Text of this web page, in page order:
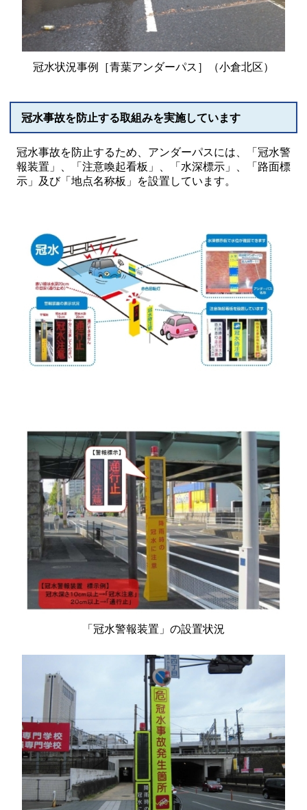
冠水状況事例［青葉アンダーパス］（小倉北区）
冠水事故を防止する取組みを実施しています
冠水事故を防止するため、アンダーパスには、「冠水警
報装置」、「注意喚起看板」、「水深標示」、「路面標
示」及び「地点名称板」を設置しています。
「冠水警報装置」の設置状況